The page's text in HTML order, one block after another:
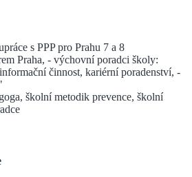
s PPP pro Prahu 7 a 8
Praha, - výchovní poradci školy:
činnost, kariérní poradenství, -
školní metodik prevence, školní